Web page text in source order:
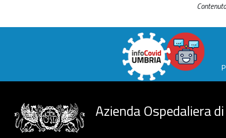
Azienda Ospedaliera